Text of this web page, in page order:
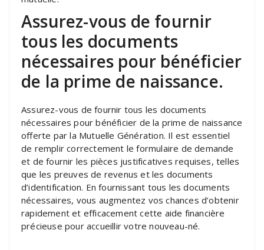
Assurez-vous de fournir
tous les documents
nécessaires pour bénéficier
de la prime de naissance.
Assurez-vous de fournir tous les documents
nécessaires pour bénéficier de la prime de naissance
offerte par la Mutuelle Génération. Il est essentiel
de remplir correctement le formulaire de demande
et de fournir les pièces justificatives requises, telles
que les preuves de revenus et les documents
d’identification. En fournissant tous les documents
nécessaires, vous augmentez vos chances d’obtenir
rapidement et efficacement cette aide financière
précieuse pour accueillir votre nouveau-né.